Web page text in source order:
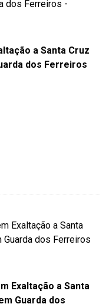
a Santa Cruz
dos Ferreiros
Exaltação a Santa
Guarda dos